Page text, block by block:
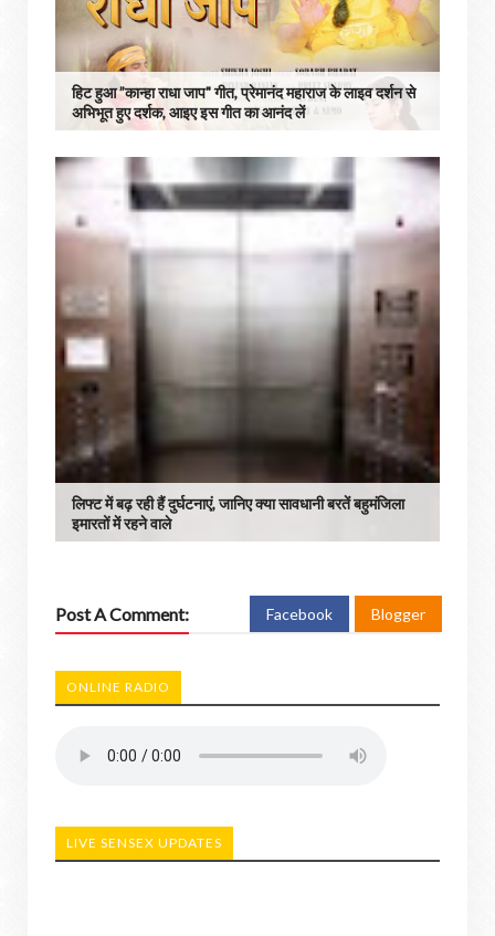
हिट हुआ ”कान्हा राधा जाप" गीत, प्रेमानंद महाराज के लाइव दर्शन से
अभिभूत हुए दर्शक, आइए इस गीत का आनंद लें
लिफ्ट में बढ़ रही हैं दुर्घटनाएं, जानिए क्या सावधानी बरतें बहुमंजिला
इमारतों में रहने वाले
Post A Comment: Facebook Blogger
ONLINE RADIO
LIVE SENSEX UPDATES